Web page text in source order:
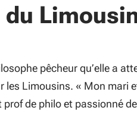
pêcheur qu’elle a
les Limousins. « Mon mari
prof de philo et passionné